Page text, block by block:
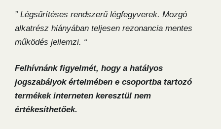
” Légsűrítéses rendszerű légfegyverek. Mozgó
alkatrész hiányában teljesen rezonancia mentes
működés jellemzi. “
Felhívnánk figyelmét, hogy a hatályos
jogszabályok értelmében e csoportba tartozó
termékek interneten keresztül nem
értékesíthetőek.